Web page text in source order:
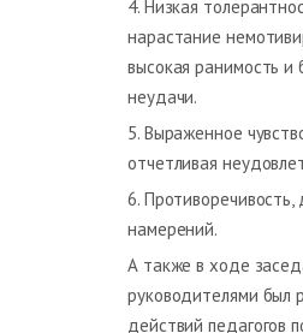
4. Низкая
нарастание
высокая ранимость и
неудачи.
5. Выраженное
отчетливая
6. Противоречивость,
намерений.
А также в ходе
руководителями был
действий педагогов